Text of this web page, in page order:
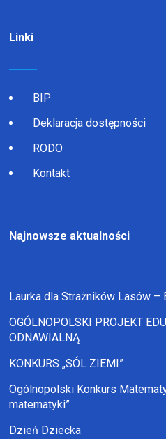
Linki
BIP
Deklaracja dostępności
RODO
Kontakt
Najnowsze aktualności
Laurka dla Strażników Lasów –
OGÓLNOPOLSKI PROJEKT
ODNAWIALNĄ
KONKURS „SÓL ZIEMI”
Ogólnopolski Konkurs
matematyki”
Dzień Dziecka